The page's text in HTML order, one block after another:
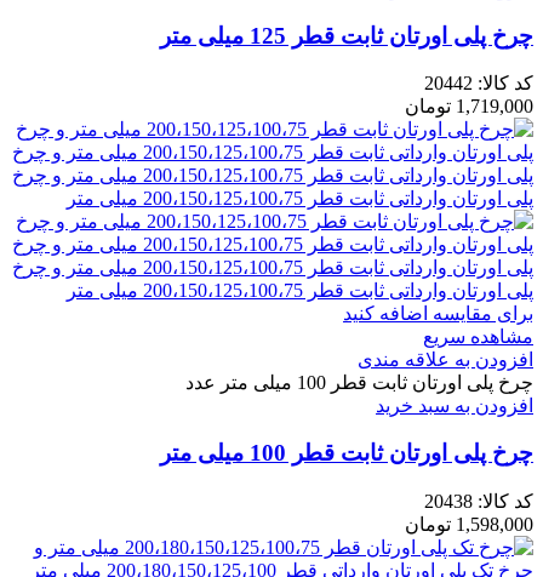
چرخ پلی اورتان ثابت قطر 125 میلی متر
کد کالا: 20442
1,719,000 تومان
برای مقایسه اضافه کنید
مشاهده سریع
افزودن به علاقه مندی
چرخ پلی اورتان ثابت قطر 100 میلی متر عدد
افزودن به سبد خرید
چرخ پلی اورتان ثابت قطر 100 میلی متر
کد کالا: 20438
1,598,000 تومان